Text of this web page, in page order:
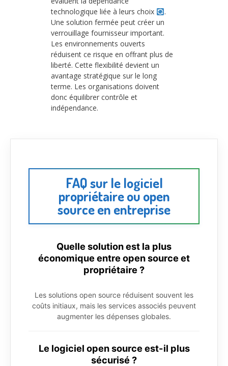
technologique liée à leurs choix
.
Une solution fermée peut créer un
verrouillage fournisseur important.
Les environnements ouverts
réduisent ce risque en offrant plus de
liberté. Cette flexibilité devient un
avantage stratégique sur le long
terme. Les organisations doivent
donc équilibrer contrôle et
indépendance.
FAQ sur le logiciel
propriétaire ou open
source en entreprise
Quelle solution est la plus
économique entre open source et
propriétaire ?
Les solutions open source réduisent souvent les
coûts initiaux, mais les services associés peuvent
augmenter les dépenses globales.
Le logiciel open source est-il plus
sécurisé ?